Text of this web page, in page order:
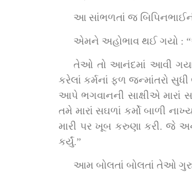
આ સાંભળતાં જ
એમને અહોભાવ થઈ ગયો :
તેઓ તો આનંદમાં આવી ગયા.
કરેલાં કર્મનાં ફળ જન્માંતરો
આપે ભગવાનની સાક્ષીએ મારાં
તમે મારાં સઘળાં કર્મો બાળી
મારી પર ખૂબ કરુણા કરી.
કર્યું.”
આમ બોલતાં બોલતાં તેઓ